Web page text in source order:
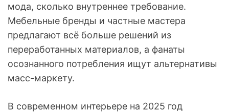
мода, сколько внутреннее требование.
Мебельные бренды и частные мастера
предлагают всё больше решений из
переработанных материалов, а фанаты
осознанного потребления ищут альтернативы
масс-маркету.
В современном интерьере на 2025 год